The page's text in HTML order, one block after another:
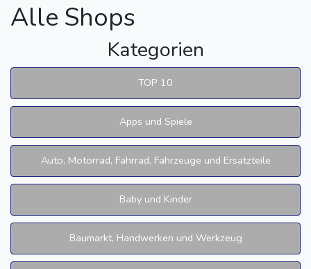
Alle Shops
Kategorien
TOP 10
Apps und Spiele
Auto, Motorrad, Fahrrad, Fahrzeuge und Ersatzteile
Baby und Kinder
Baumarkt, Handwerken und Werkzeug